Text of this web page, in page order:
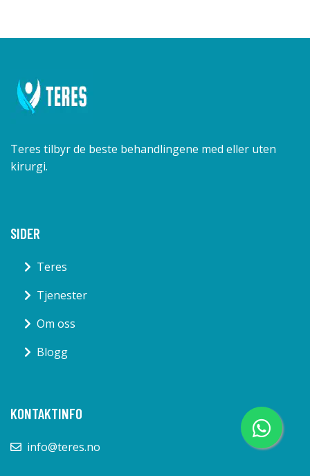
Teres tilbyr de beste behandlingene med eller uten
kirurgi.
SIDER
Teres
Tjenester
Om oss
Blogg
KONTAKTINFO
info@teres.no